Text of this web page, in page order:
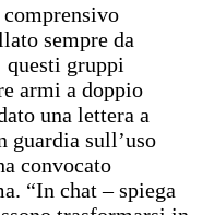
sempre da
questi gruppi
armi a doppio
una lettera a
sull’uso
convocato
“In chat – spiega